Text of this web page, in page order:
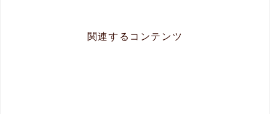
関連するコンテンツ